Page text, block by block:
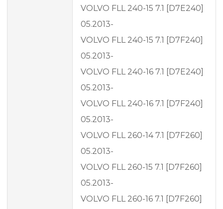
VOLVO FLL 240-15 7.1 [D7E240]
05.2013-
VOLVO FLL 240-15 7.1 [D7F240]
05.2013-
VOLVO FLL 240-16 7.1 [D7E240]
05.2013-
VOLVO FLL 240-16 7.1 [D7F240]
05.2013-
VOLVO FLL 260-14 7.1 [D7F260]
05.2013-
VOLVO FLL 260-15 7.1 [D7F260]
05.2013-
VOLVO FLL 260-16 7.1 [D7F260]